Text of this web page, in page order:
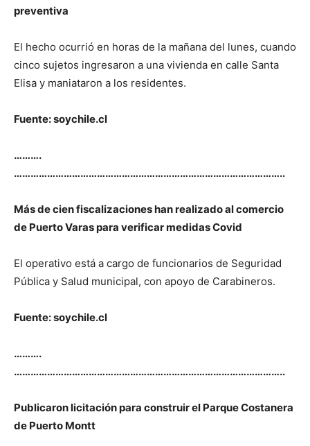
preventiva
El hecho ocurrió en horas de la mañana del lunes, cuando
cinco sujetos ingresaron a una vivienda en calle Santa
Elisa y maniataron a los residentes.
Fuente: soychile.cl
……….
……………………………………………………………………………………..
Más de cien fiscalizaciones han realizado al comercio
de Puerto Varas para verificar medidas Covid
El operativo está a cargo de funcionarios de Seguridad
Pública y Salud municipal, con apoyo de Carabineros.
Fuente: soychile.cl
……….
……………………………………………………………………………………..
Publicaron licitación para construir el Parque Costanera
de Puerto Montt